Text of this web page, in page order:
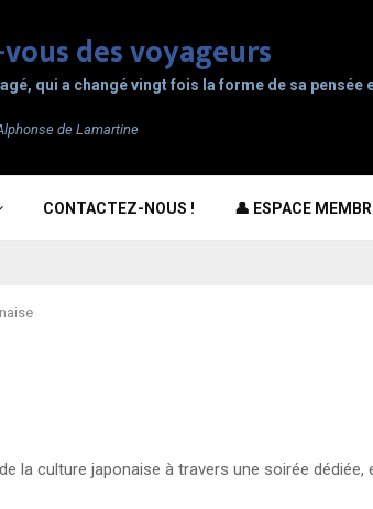
qui a changé vingt fois la forme de sa pensée
de Lamartine
CONTACTEZ-NOUS ! 👤 ESPACE
la culture japonaise à travers une soirée